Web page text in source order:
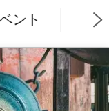
ント